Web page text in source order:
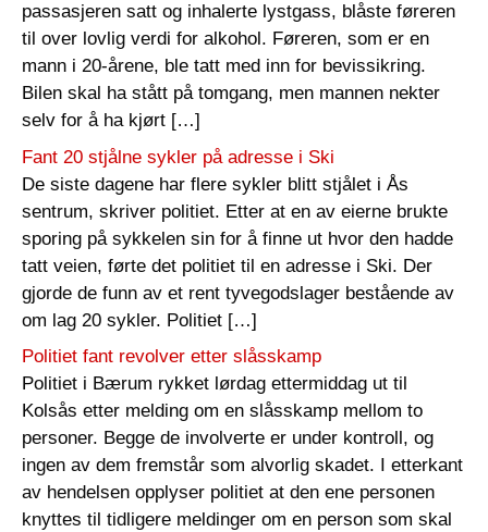
passasjeren satt og inhalerte lystgass, blåste føreren
til over lovlig verdi for alkohol. Føreren, som er en
mann i 20-årene, ble tatt med inn for bevissikring.
Bilen skal ha stått på tomgang, men mannen nekter
selv for å ha kjørt […]
Fant 20 stjålne sykler på adresse i Ski
De siste dagene har flere sykler blitt stjålet i Ås
sentrum, skriver politiet. Etter at en av eierne brukte
sporing på sykkelen sin for å finne ut hvor den hadde
tatt veien, førte det politiet til en adresse i Ski. Der
gjorde de funn av et rent tyvegodslager bestående av
om lag 20 sykler. Politiet […]
Politiet fant revolver etter slåsskamp
Politiet i Bærum rykket lørdag ettermiddag ut til
Kolsås etter melding om en slåsskamp mellom to
personer. Begge de involverte er under kontroll, og
ingen av dem fremstår som alvorlig skadet. I etterkant
av hendelsen opplyser politiet at den ene personen
knyttes til tidligere meldinger om en person som skal